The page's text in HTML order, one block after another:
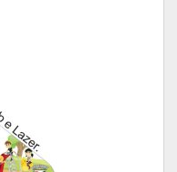
Linha Glória
José de Linha Ojeriza